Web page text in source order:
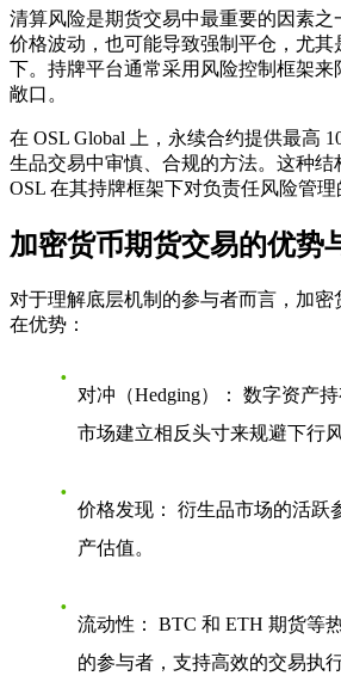
清算风险是期货交易中最重要的因素之
价格波动，也可能导致强制平仓，尤
下。持牌平台通常采用风险控制框架
敞口。
在 OSL Global 上，永续合约提供最高
生品交易中审慎、合规的方法。这种结
OSL 在其持牌框架下对负责任风险管理
加密货币期货交易的优势
对于理解底层机制的参与者而言，加
在优势：
对冲（Hedging）：
数字资产
市场建立相反头寸来规避下行风
价格发现：
衍生品市场的活跃
产估值。
流动性：
BTC 和 ETH 期货等
的参与者，支持高效的交易执行